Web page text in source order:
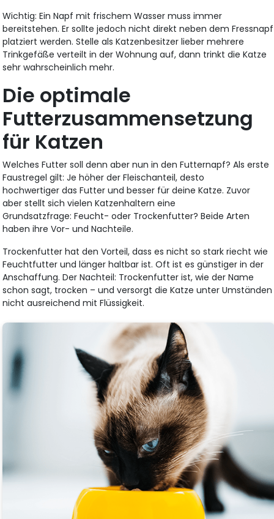
Wichtig: Ein Napf mit frischem Wasser muss immer
bereitstehen. Er sollte jedoch nicht direkt neben dem Fressnapf
platziert werden. Stelle als Katzenbesitzer lieber mehrere
Trinkgefäße verteilt in der Wohnung auf, dann trinkt die Katze
sehr wahrscheinlich mehr.
Die optimale
Futterzusammensetzung
für Katzen
Welches Futter soll denn aber nun in den Futternapf? Als erste
Faustregel gilt: Je höher der Fleischanteil, desto
hochwertiger das Futter und besser für deine Katze. Zuvor
aber stellt sich vielen Katzenhaltern eine
Grundsatzfrage: Feucht- oder Trockenfutter? Beide Arten
haben ihre Vor- und Nachteile.
Trockenfutter hat den Vorteil, dass es nicht so stark riecht wie
Feuchtfutter und länger haltbar ist. Oft ist es günstiger in der
Anschaffung. Der Nachteil: Trockenfutter ist, wie der Name
schon sagt, trocken – und versorgt die Katze unter Umständen
nicht ausreichend mit Flüssigkeit.